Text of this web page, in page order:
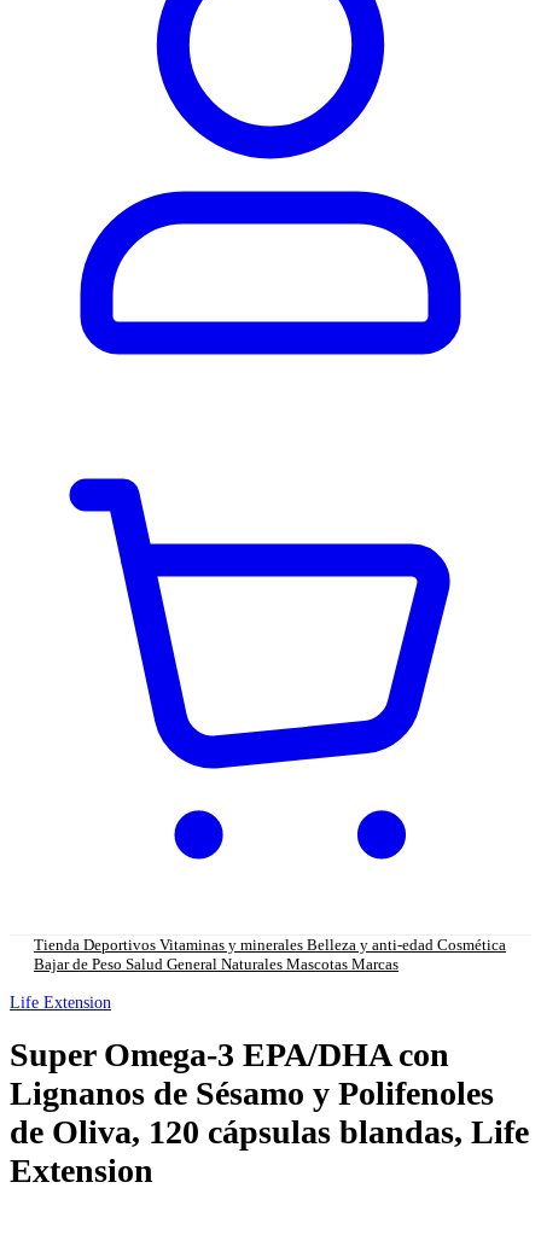
Tienda Deportivos Vitaminas y minerales Belleza y anti-edad Cosmética
Bajar de Peso Salud General Naturales Mascotas Marcas
Life Extension
Super Omega-3 EPA/DHA con
Lignanos de Sésamo y Polifenoles
de Oliva, 120 cápsulas blandas, Life
Extension